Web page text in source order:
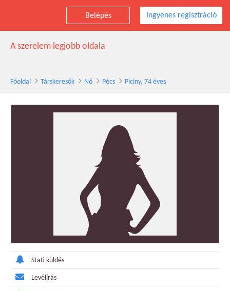
Belépés Ingyenes regisztráció
Piciny társkereső nő, 74 éves, Pécs
A szerelem legjobb oldala
Főoldal Társkeresők Nő Pécs Piciny, 74 éves
Stati küldés
Levélírás